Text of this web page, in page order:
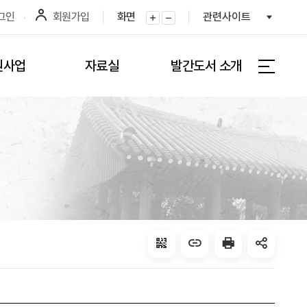
인 회원가입
화면
화면확대화면축소
관련사이트
업 자료실 발간도서 소개
전체메뉴
QRcode주소복사프린터